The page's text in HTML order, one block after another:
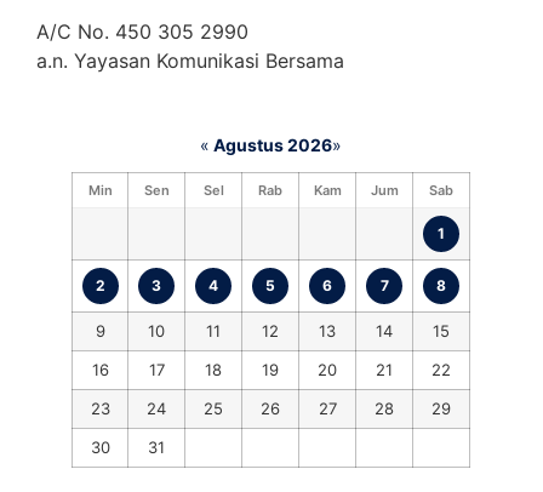
A/C No. 450 305 2990
a.n. Yayasan Komunikasi Bersama
« Agustus 2026»
Min Sen Sel Rab Kam Jum Sab
1
2 3 4 5 6 7 8
9 10 11 12 13 14
15
16
17 18 19 20 21
22
23
24 25 26 27 28
29
30
31